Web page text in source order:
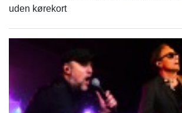
uden kørekort